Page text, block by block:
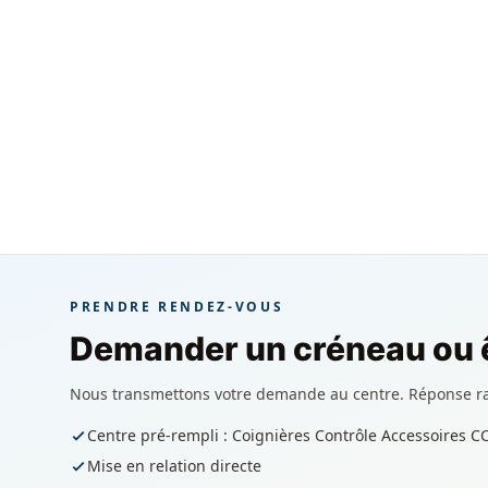
PRENDRE RENDEZ-VOUS
Demander un créneau ou
Nous transmettons votre demande au centre. Réponse
Centre pré-rempli : Coignières Contrôle Accessoires
Mise en relation directe